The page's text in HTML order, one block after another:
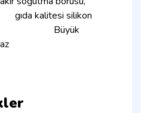
silikon
Büyük